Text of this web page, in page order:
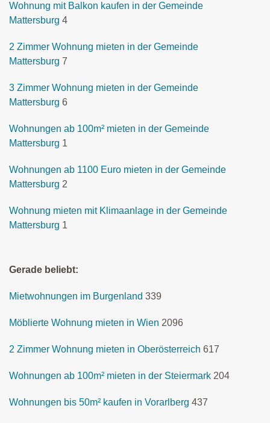
Wohnung mit Balkon kaufen in der Gemeinde
Mattersburg 4
2 Zimmer Wohnung mieten in der Gemeinde
Mattersburg 7
3 Zimmer Wohnung mieten in der Gemeinde
Mattersburg 6
Wohnungen ab 100m² mieten in der Gemeinde
Mattersburg 1
Wohnungen ab 1100 Euro mieten in der Gemeinde
Mattersburg 2
Wohnung mieten mit Klimaanlage in der Gemeinde
Mattersburg 1
Gerade beliebt:
Mietwohnungen im Burgenland 339
Möblierte Wohnung mieten in Wien 2096
2 Zimmer Wohnung mieten in Oberösterreich 617
Wohnungen ab 100m² mieten in der Steiermark 204
Wohnungen bis 50m² kaufen in Vorarlberg 437